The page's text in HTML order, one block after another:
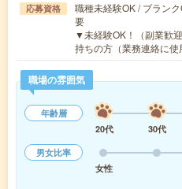
応募資格
職種未経験OK / ブラン
要
▼未経験OK！（副業歓
持ちの方（業務連絡に
職場の雰囲気
年齢層
20代
30代
男女比率
女性